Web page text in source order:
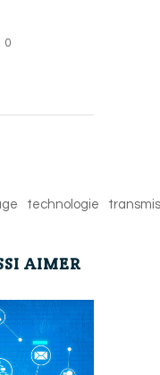
0
technologie
AIMER